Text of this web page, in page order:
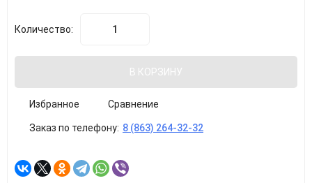
Количество:
В КОРЗИНУ
Избранное Сравнение
Заказ по телефону: 8 (863) 264-32-32